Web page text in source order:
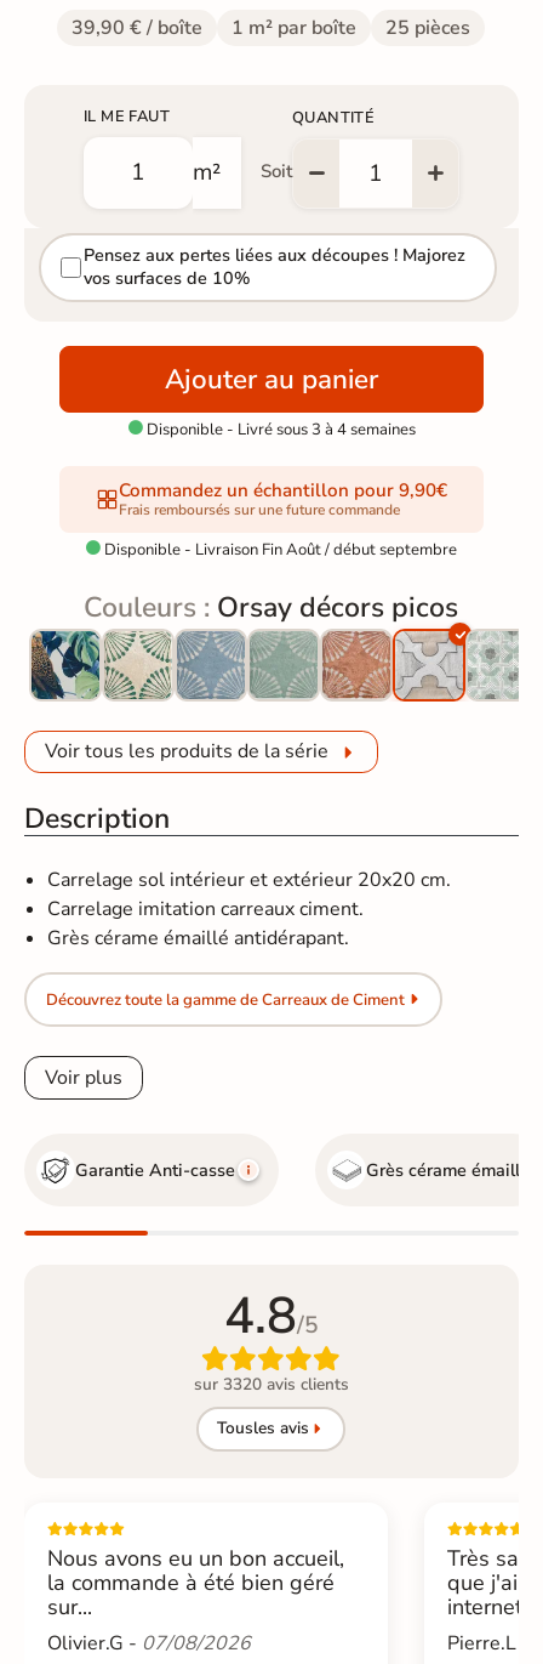
39,90 € / boîte 1 m² par boîte 25 pièces
IL ME FAUT
m² Soit
QUANTITÉ
Pensez aux pertes liées aux découpes ! Majorez
vos surfaces de 10%
Ajouter au panier
Disponible - Livré sous 3 à 4 semaines
Commandez un échantillon pour 9,90€
Frais remboursés sur une future commande
 Disponible - Livraison Fin Août / début septembre
Couleurs : Orsay décors picos
Voir tous les produits de la série
Description
Carrelage sol intérieur et extérieur 20x20 cm.
Carrelage imitation carreaux ciment.
Grès cérame émaillé antidérapant.
Découvrez toute la gamme de Carreaux de Ciment
Voir plus
Garantie Anti-casse Grès cérame émaillé
4.8/5

sur 3320 avis clients
Tousles avis
Nous avons eu un bon accueil,
la commande à été bien géré
sur...
Olivier.G - 07/08/2026
Très
que j'ai
internet....
Pierre.L -